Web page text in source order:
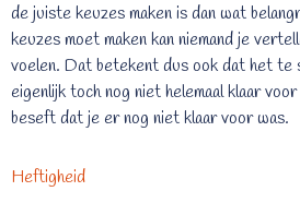
de juiste keuzes maken is dan wat
keuzes moet maken kan niemand je
voelen. Dat betekent dus ook dat het te
eigenlijk toch nog niet helemaal klaar
beseft dat je er nog niet klaar voor was.
Heftigheid